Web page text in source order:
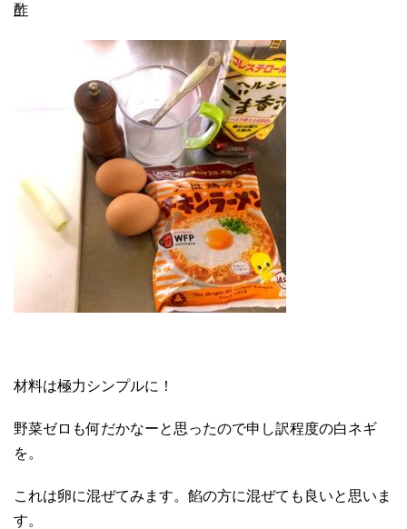
酢
材料は極力シンプルに！
野菜ゼロも何だかなーと思ったので申し訳程度の白ネギ
を。
これは卵に混ぜてみます。餡の方に混ぜても良いと思いま
す。